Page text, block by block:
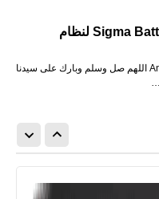
تنزيل Sigma Battle Royale Apk لنظام
تنزيل Sigma Battle Royale Apk لنظام Android اللهم صل وسلم وبارك على سيدنا